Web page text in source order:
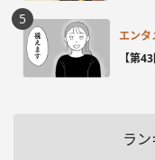
エンタ
【第
ラ